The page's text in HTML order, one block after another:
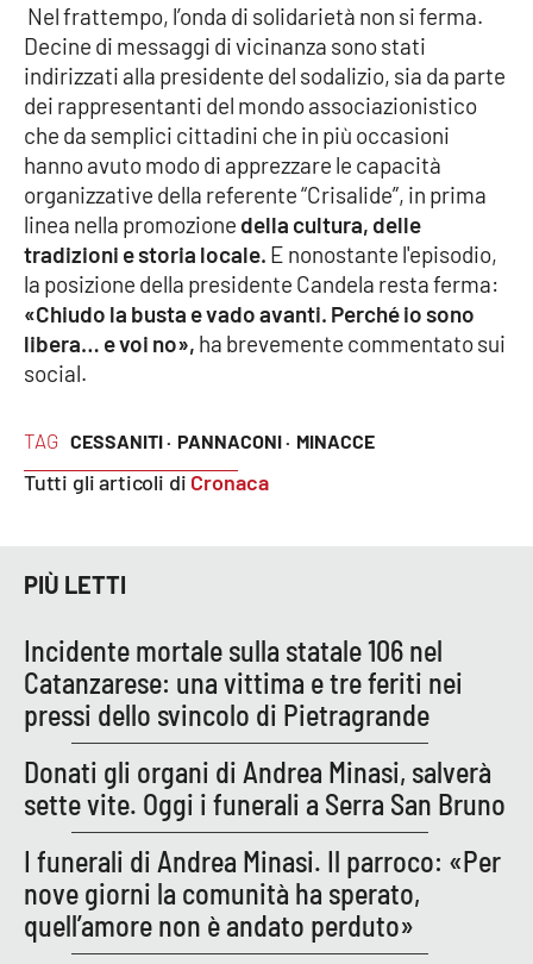
LaC TV
LaC Network
LaC OnAir
EDIZIONI
LOCALI
Catanzaro
Crotone
Reggio Calabria
Lamezia Terme
PROGETTI
SPECIALI
Buona Sanità Calabria
LACALABRIAVISIONE
Destinazioni
Eventi
TAG CESSANITI · PANNACONI · MINACCE
Tutti gli articoli di Cronaca
Nel frattempo, l’onda di solidarietà non si ferma.
Decine di messaggi di vicinanza sono stati
indirizzati alla presidente del sodalizio, sia da parte
dei rappresentanti del mondo associazionistico
che da semplici cittadini che in più occasioni
hanno avuto modo di apprezzare le capacità
organizzative della referente “Crisalide”, in prima
linea nella promozione della cultura, delle
tradizioni e storia locale. E nonostante l'episodio,
la posizione della presidente Candela resta ferma:
«Chiudo la busta e vado avanti. Perché io sono
libera… e voi no», ha brevemente commentato sui
social.
PIÙ LETTI
Incidente mortale sulla statale 106 nel
Catanzarese: una vittima e tre feriti nei
pressi dello svincolo di Pietragrande
Donati gli organi di Andrea Minasi, salverà
sette vite. Oggi i funerali a Serra San Bruno
I funerali di Andrea Minasi. Il parroco: «Per
nove giorni la comunità ha sperato,
quell’amore non è andato perduto»